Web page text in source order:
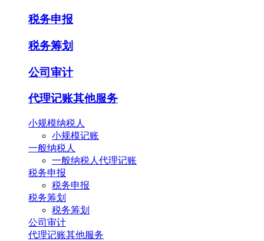
税务申报
税务筹划
公司审计
代理记账其他服务
小规模纳税人
小规模记账
一般纳税人
一般纳税人代理记账
税务申报
税务申报
税务筹划
税务筹划
公司审计
代理记账其他服务